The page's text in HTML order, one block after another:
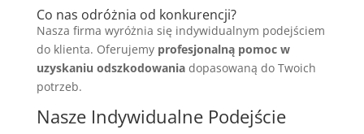
Co nas odróżnia od konkurencji?
Nasza firma wyróżnia się indywidualnym podejściem
do klienta. Oferujemy profesjonalną pomoc w
uzyskaniu odszkodowaniadopasowaną do Twoich
potrzeb.
Nasze Indywidualne Podejście